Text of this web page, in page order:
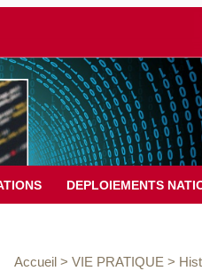
DEPLOIEMENTS
Accueil > VIE PRATIQUE >